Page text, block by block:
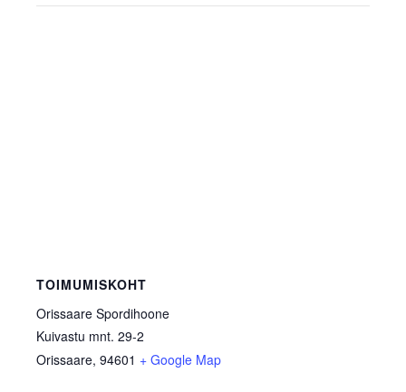
TOIMUMISKOHT
Orissaare Spordihoone
Kuivastu mnt. 29-2
Orissaare, 94601 + Google Map